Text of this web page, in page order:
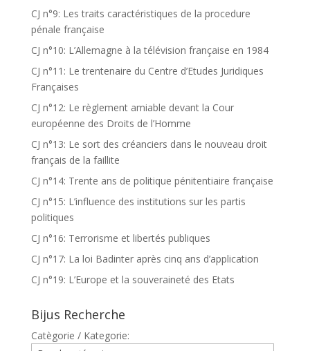
CJ n°9: Les traits caractéristiques de la procedure
pénale française
CJ n°10: L’Allemagne à la télévision française en 1984
CJ n°11: Le trentenaire du Centre d’Etudes Juridiques
Françaises
CJ n°12: Le règlement amiable devant la Cour
européenne des Droits de l’Homme
CJ n°13: Le sort des créanciers dans le nouveau droit
français de la faillite
CJ n°14: Trente ans de politique pénitentiaire française
CJ n°15: L’influence des institutions sur les partis
politiques
CJ n°16: Terrorisme et libertés publiques
CJ n°17: La loi Badinter après cinq ans d’application
CJ n°19: L’Europe et la souveraineté des Etats
Bijus Recherche
Catègorie / Kategorie: